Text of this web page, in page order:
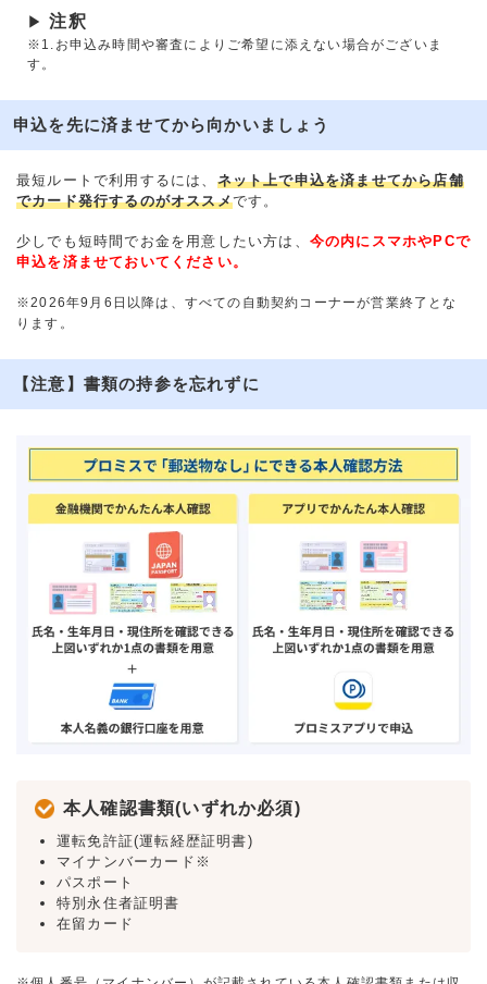
▶ 注釈
※1.お申込み時間や審査によりご希望に添えない場合がございま
す。
申込を先に済ませてから向かいましょう
最短ルートで利用するには、 ネット上で申込を済ませてから店舗
でカード発行するのがオススメです。
少しでも短時間でお金を用意したい方は、 今の内にスマホやPCで
申込を済ませておいてください。
※2026年9月6日以降は、すべての自動契約コーナーが営業終了とな
ります。
【注意】書類の持参を忘れずに
本人確認書類(いずれか必須)
運転免許証(運転経歴証明書)
マイナンバーカード※
パスポート
特別永住者証明書
在留カード